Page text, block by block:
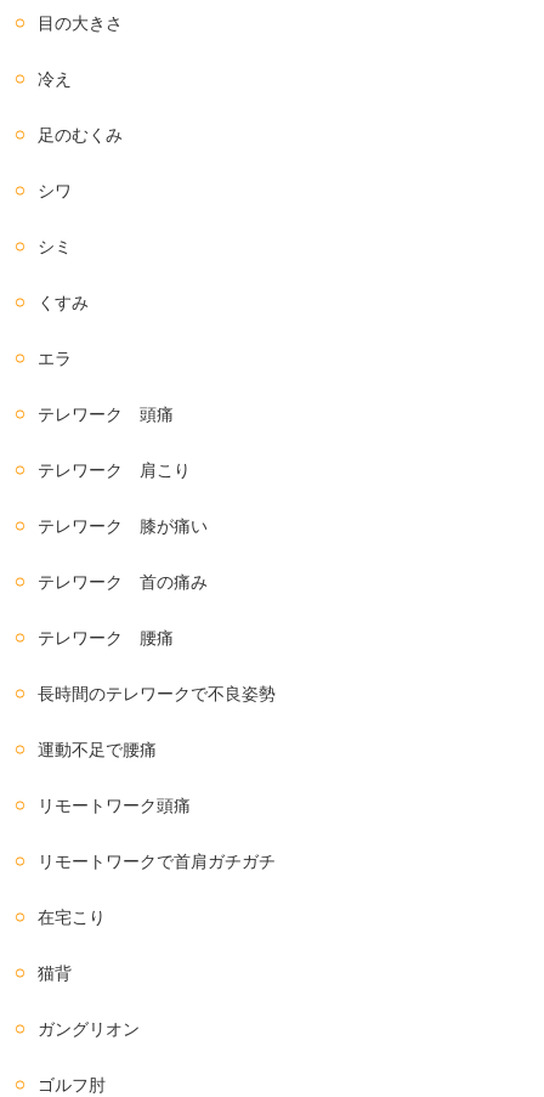
目の大きさ
冷え
足のむくみ
シワ
シミ
くすみ
エラ
テレワーク 頭痛
テレワーク 肩こり
テレワーク 膝が痛い
テレワーク 首の痛み
テレワーク 腰痛
長時間のテレワークで不良姿勢
運動不足で腰痛
リモートワーク頭痛
リモートワークで首肩ガチガチ
在宅こり
猫背
ガングリオン
ゴルフ肘